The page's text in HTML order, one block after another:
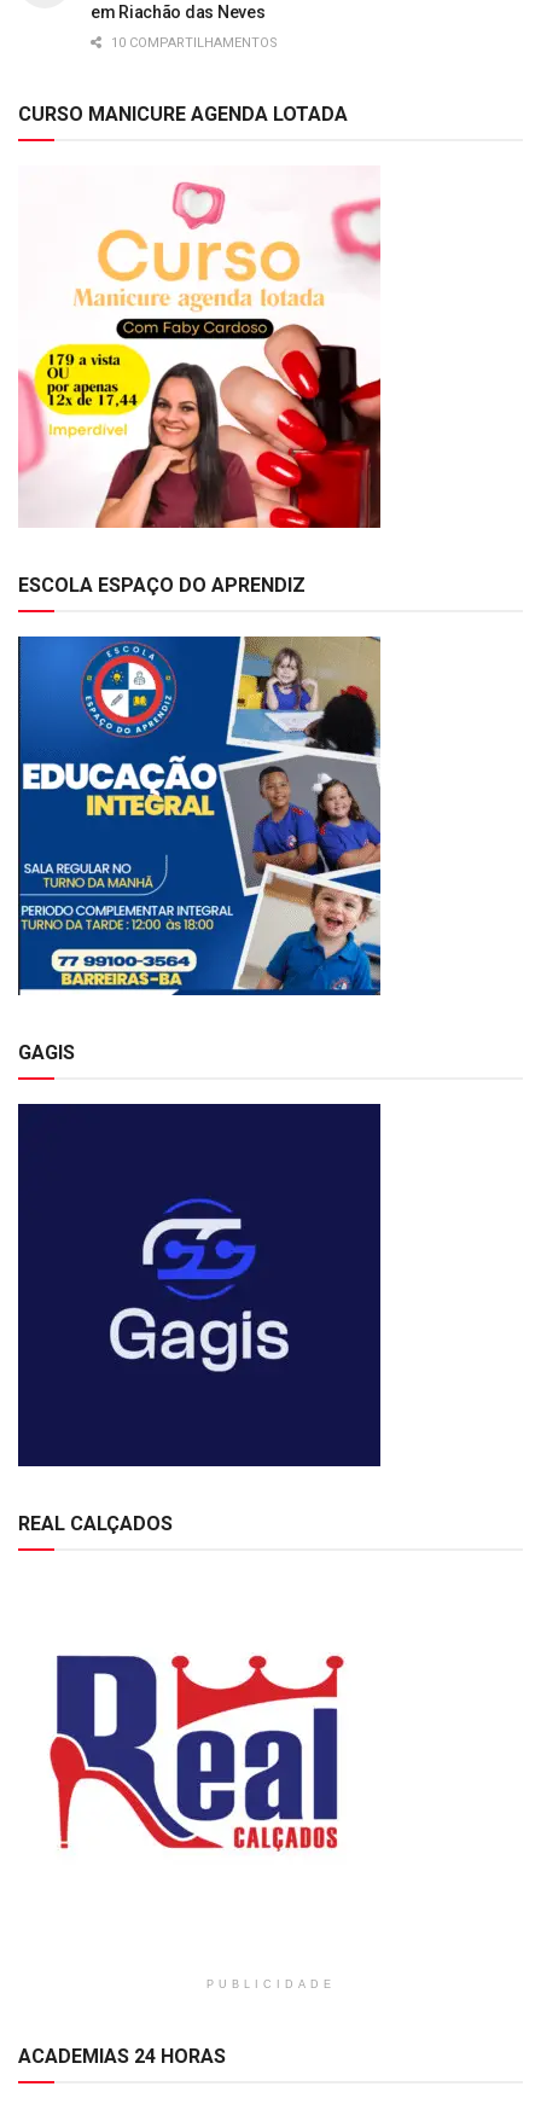
em Riachão das Neves
10 COMPARTILHAMENTOS
CURSO MANICURE AGENDA LOTADA
ESCOLA ESPAÇO DO APRENDIZ
GAGIS
REAL CALÇADOS
PUBLICIDADE
ACADEMIAS 24 HORAS